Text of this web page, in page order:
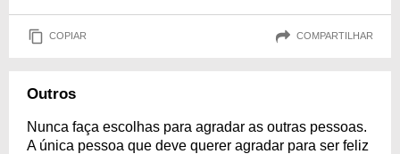
COPIAR COMPARTILHAR
Outros
Nunca faça escolhas para agradar as outras pessoas.
A única pessoa que deve querer agradar para ser feliz